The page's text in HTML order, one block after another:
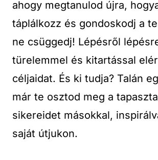
ahogy megtanulod újra,
táplálkozz és gondoskodj a
ne csüggedj! Lépésről
türelemmel és kitartással
céljaidat. És ki tudja? Talán
már te osztod meg a
sikereidet másokkal,
saját útjukon.